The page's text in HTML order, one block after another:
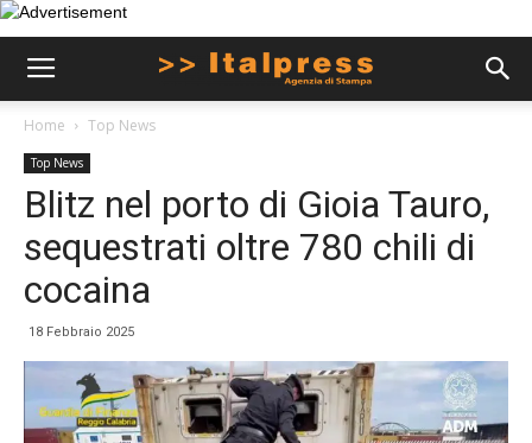
Home Top News
Top News
Blitz nel porto di Gioia Tauro,
sequestrati oltre 780 chili di
cocaina
18 Febbraio 2025